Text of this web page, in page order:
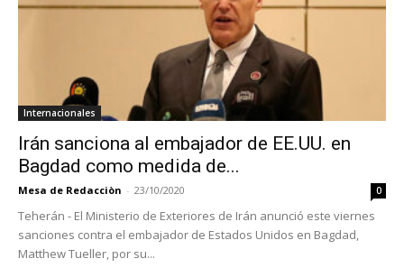
Internacionales
Irán sanciona al embajador de EE.UU. en
Bagdad como medida de...
Mesa de Redacciòn - 23/10/2020 0
Teherán - El Ministerio de Exteriores de Irán anunció este viernes
sanciones contra el embajador de Estados Unidos en Bagdad,
Matthew Tueller, por su...